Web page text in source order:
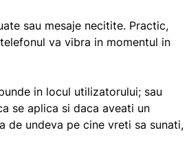
sau mesaje necitite. Practic,
va vibra in momentul in
in locul utilizatorului; sau
se aplica si daca aveati un
de undeva pe cine vreti sa sunati,